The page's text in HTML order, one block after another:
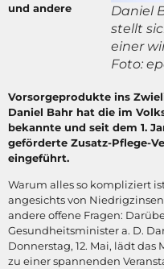
Daniel
stellt
einer
Foto:
und andere
Vorsorgeprodukte ins
Daniel Bahr hat die im
bekannte und seit dem 1.
geförderte Zusatz-Pflege-
eingeführt.
Warum alles so kompliziert
angesichts von
andere offene Fragen:
Gesundheitsminister a. D.
Donnerstag, 12. Mai, lädt
zu einer spannenden